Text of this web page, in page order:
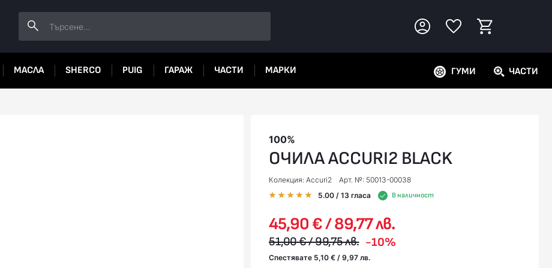
МАСЛА SHERCO PUIG ГАРАЖ ЧАСТИ МАРКИ ГУМИ ЧАСТИ
100%
ОЧИЛА ACCURI2 BLACK
Колекция: Accuri2
Арт. №: 50013-00038
5.00 / 13 гласа В наличност
45,90 € / 89,77 лв.
51,00 € / 99,75 лв. -10%
Спестявате 5,10 € / 9,97 лв.